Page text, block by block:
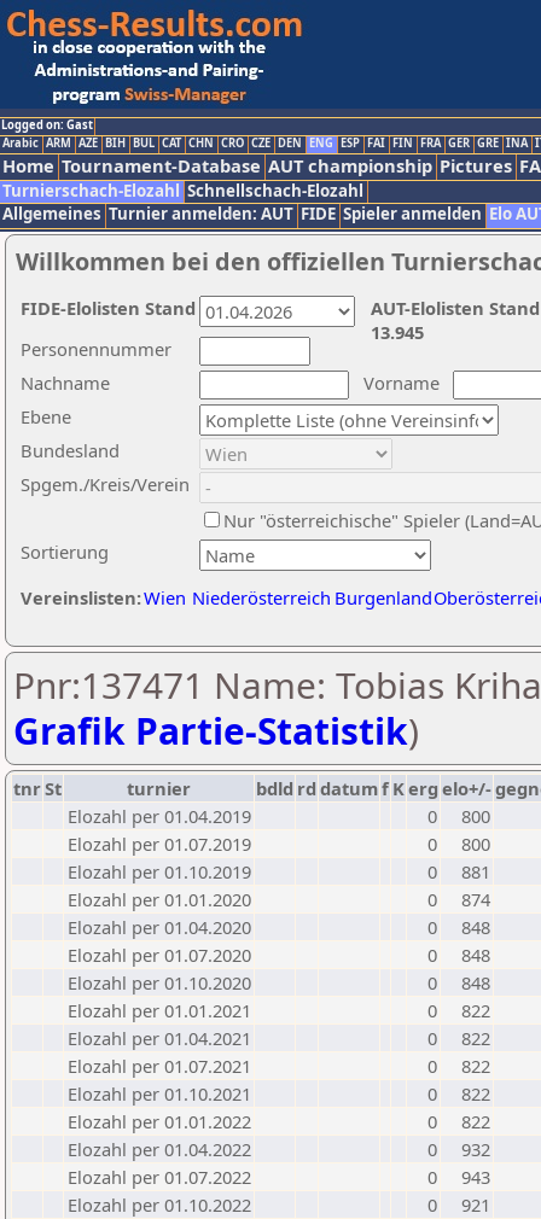
Logged on: Gast
Arabic ARM AZE BIH BUL CAT CHN CRO CZE DEN ENG ESP FAI FIN FRA GER GRE INA
Home Tournament-Database AUT championship Pictures
Turnierschach-Elozahl Schnellschach-Elozahl
Allgemeines Turnier anmelden: AUT FIDE Spieler anmelden Elo
Willkommen bei den offiziellen
Nachname
Vorname
Ebene
Sortierung
Personennummer
Bundesland
Spgem./Kreis/Verein
Nur "österreichische" Spieler
Vereinslisten:Wien Niederösterreich Burgenland
AUT-Elolisten
13.945
FIDE-Elolisten Stand
Pnr:137471 Name: Tobias
Grafik Partie-Statistik)
tnrSt turnier bdld rd datumf Kerg elo+/-
Elozahl per 01.04.2019
0
800
Elozahl per 01.07.2019
0
800
Elozahl per 01.10.2019
0
881
Elozahl per 01.01.2020
0
874
Elozahl per 01.04.2020
0
848
Elozahl per 01.07.2020
0
848
Elozahl per 01.10.2020
0
848
Elozahl per 01.01.2021
0
822
Elozahl per 01.04.2021
0
822
Elozahl per 01.07.2021
0
822
Elozahl per 01.10.2021
0
822
Elozahl per 01.01.2022
0
822
Elozahl per 01.04.2022
0
932
Elozahl per 01.07.2022
0
943
Elozahl per 01.10.2022
0
921